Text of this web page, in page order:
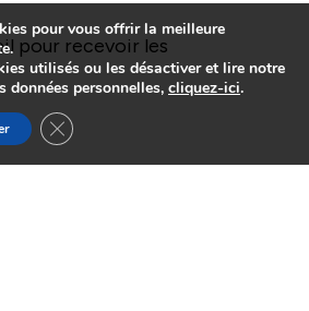
pour recevoir les
pour vous offrir la meilleure
utilisés ou les désactiver et lire notre
données personnelles, cliquez-ici.
Fermer la bannière des cookies